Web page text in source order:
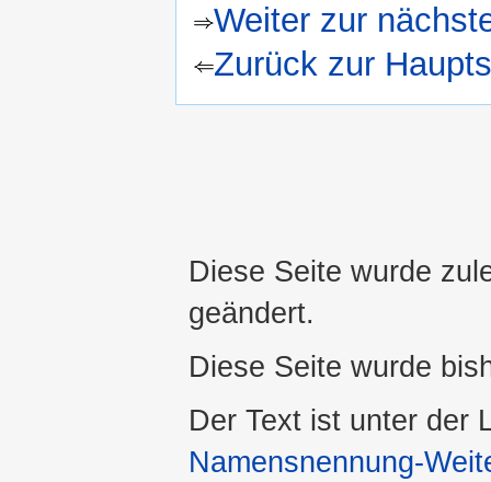
Weiter zur
Zurück zur
Diese Seite wurde
geändert.
Diese Seite wurde
Der Text ist unter der
Namensnennung-